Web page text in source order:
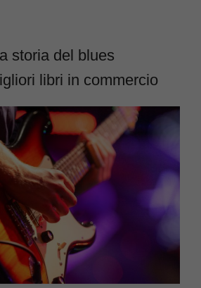
storia del blues
libri in commercio